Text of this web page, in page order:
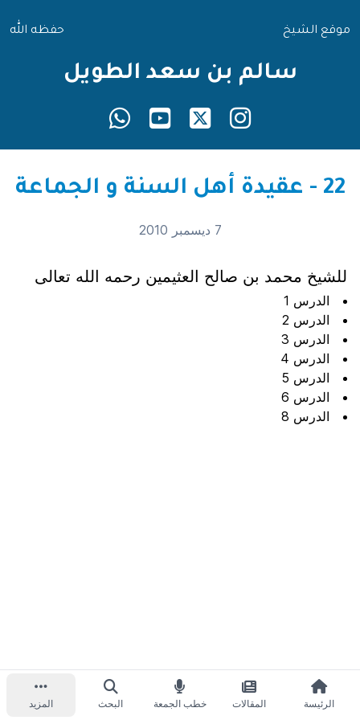
موقع الشيخ حفظه الله
سالم بن سعد الطويل
22 - عقيدة أهل السنة و الجماعة
7 ديسمبر 2010
للشيخ محمد بن صالح العثيمين رحمه الله تعالى
الدرس 1
الدرس 2
الدرس 3
الدرس 4
الدرس 5
الدرس 6
الدرس 8
الرئيسة المقالات خطب الجمعة البحث المزيد